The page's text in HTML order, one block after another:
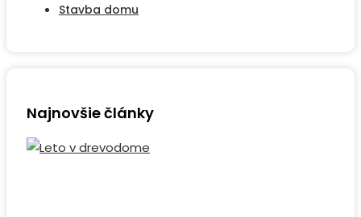
Stavba domu
Najnovšie články